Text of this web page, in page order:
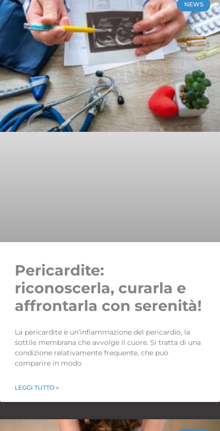
NEWS
Pericardite:
riconoscerla, curarla e
affrontarla con serenità!
La pericardite è un’infiammazione del pericardio, la
sottile membrana che avvolge il cuore. Si tratta di una
condizione relativamente frequente, che può
comparire in modo
LEGGI TUTTO »